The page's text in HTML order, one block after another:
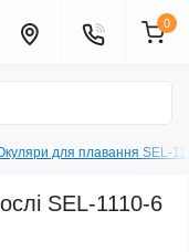
0
для плавання SEL-
SEL-1110-6